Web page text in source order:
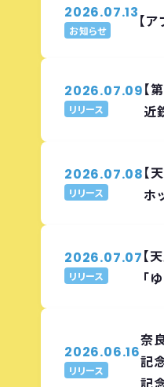
2026.07.13
お知らせ 【
2026.07.09
リリース
【
近
2026.07.08
リリース
【
ホ
2026.07.07
リリース
【
「
2026.06.16
リリース
奈
記
記